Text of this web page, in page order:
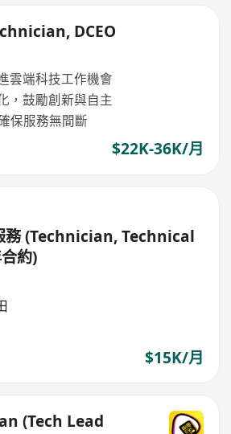
DCEO
雲端科技工作機會
，鼓勵創新與自主
保服務無間斷
$22K-36K/月
務 (Technician, Technical
約)
$15K/月
(Tech Lead